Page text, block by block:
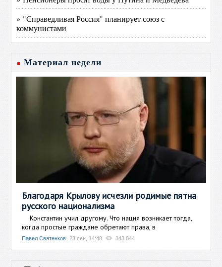
» "Справедливая Россия" планирует союз с
коммунистами
Материал недели
Благодаря Крылову исчезли родимые пятна
русского национализма
Константин учил другому. Что нация возникает тогда,
когда простые граждане обретают права, в
Павел Святенков 23 сен, 14:48 343 844